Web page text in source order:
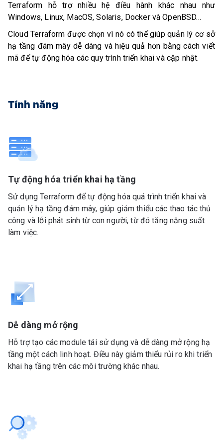
Terraform hỗ trợ nhiều hệ điều hành khác nhau như
Windows, Linux, MacOS, Solaris, Docker và OpenBSD…
Cloud Terraform được chọn vì nó có thể giúp quản lý cơ sở
hạ tầng đám mây dễ dàng và hiệu quả hơn bằng cách viết
mã để tự động hóa các quy trình triển khai và cập nhật.
Tính năng
Tự động hóa triển khai hạ tầng
Sử dụng Terraform để tự động hóa quá trình triển khai và
quản lý hạ tầng đám mây, giúp giảm thiểu các thao tác thủ
công và lỗi phát sinh từ con người, từ đó tăng năng suất
làm việc.
Dễ dàng mở rộng
Hỗ trợ tạo các module tái sử dụng và dễ dàng mở rộng hạ
tầng một cách linh hoạt. Điều này giảm thiểu rủi ro khi triển
khai hạ tầng trên các môi trường khác nhau.